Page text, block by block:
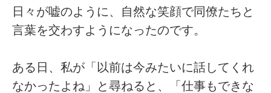
日々が嘘のように、自然な笑顔で同僚たちと
言葉を交わすようになったのです。
ある日、私が「以前は今みたいに話してくれ
なかったよね」と尋ねると、「仕事もできな